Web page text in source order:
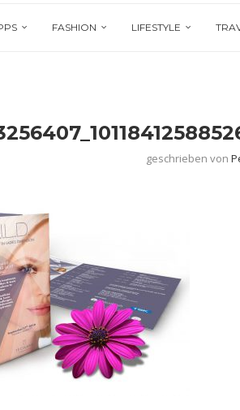
FASHION LIFESTYLE
geschrieben von